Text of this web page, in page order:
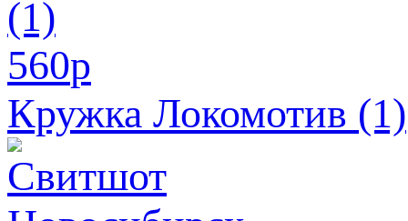
560p
Кружка Локомотив (1)